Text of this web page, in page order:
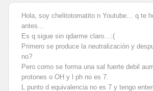
Hola, soy chelitotomatito n Youtube… q te
antes…
Es q sigue sin qdarme claro…:(
Primero se produce la neutralización y
no?
Pero como se forma una sal fuerte debil
protones o OH y l ph no es 7.
L punto d equivalencia no es 7 y tengo